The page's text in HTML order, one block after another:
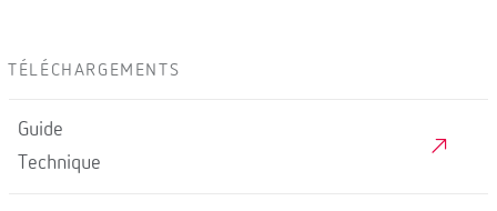
TÉLÉCHARGEMENTS
Guide
Technique